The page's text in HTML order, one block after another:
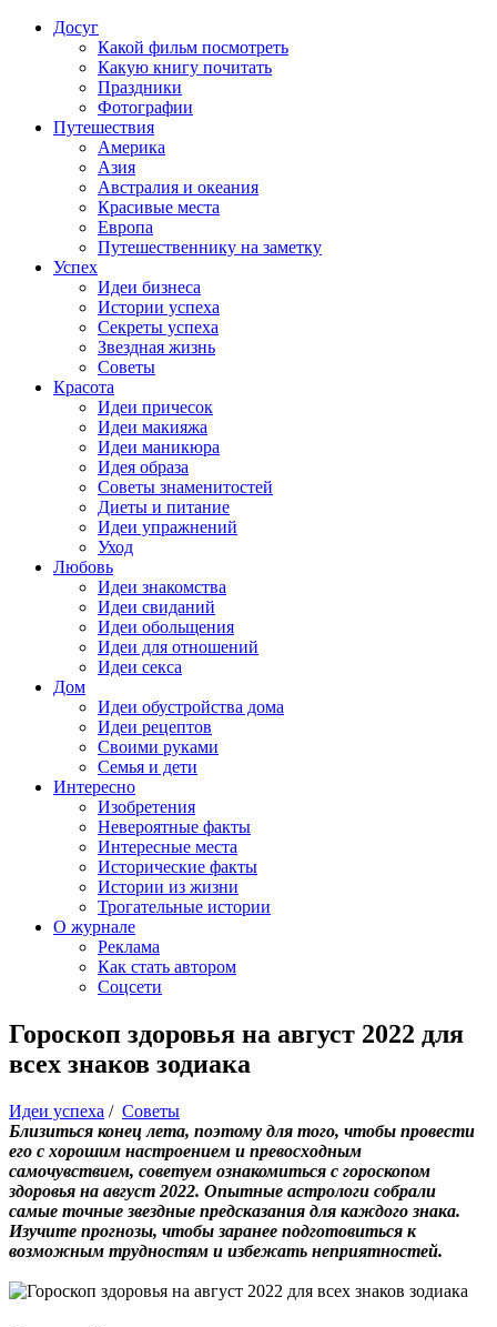
Досуг
Какой фильм посмотреть
Какую книгу почитать
Праздники
Фотографии
Путешествия
Америка
Азия
Австралия и океания
Красивые места
Европа
Путешественнику на заметку
Успех
Идеи бизнеса
Истории успеха
Секреты успеха
Звездная жизнь
Советы
Красота
Идеи причесок
Идеи макияжа
Идеи маникюра
Идея образа
Советы знаменитостей
Диеты и питание
Идеи упражнений
Уход
Любовь
Идеи знакомства
Идеи свиданий
Идеи обольщения
Идеи для отношений
Идеи секса
Дом
Идеи обустройства дома
Идеи рецептов
Своими руками
Семья и дети
Интересно
Изобретения
Невероятные факты
Интересные места
Исторические факты
Истории из жизни
Трогательные истории
О журнале
Реклама
Как стать автором
Соцсети
Гороскоп здоровья на август 2022 для
всех знаков зодиака
Идеи успеха / Советы
Близиться конец лета, поэтому для того, чтобы провести
его с хорошим настроением и превосходным
самочувствием, советуем ознакомиться с гороскопом
здоровья на август 2022. Опытные астрологи собрали
самые точные звездные предсказания для каждого знака.
Изучите прогнозы, чтобы заранее подготовиться к
возможным трудностям и избежать неприятностей.